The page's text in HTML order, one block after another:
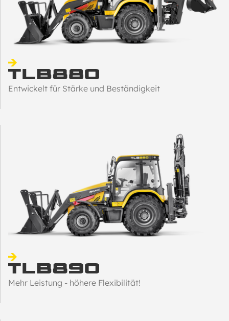
Entwickelt für Stärke und Beständigkeit
Mehr Leistung - höhere Flexibilität!